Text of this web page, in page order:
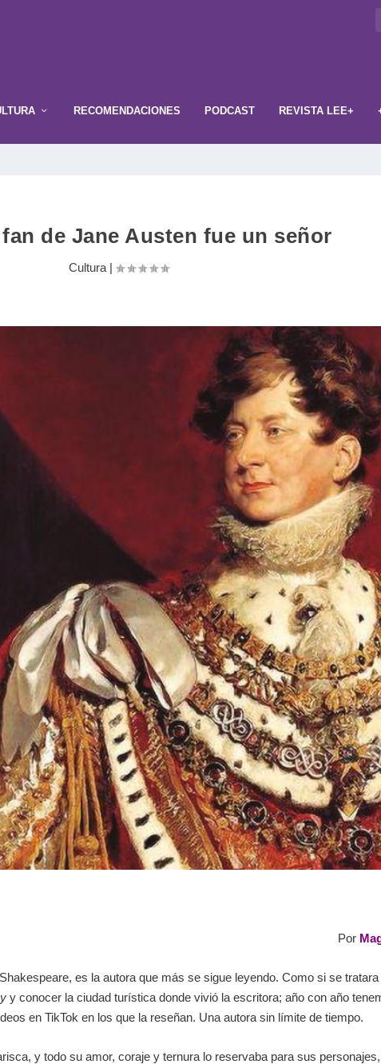
RECOMENDACIONES PODCAST REVISTA LEE+
de Jane Austen fue un señor
Cultura|
Por
es la autora que más se sigue leyendo. Como si se
y conocer la ciudad turística donde vivió la escritora; año con año
en TikTok en los que la reseñan. Una autora sin límite de tiempo.
y todo su amor, coraje y ternura lo reservaba para sus